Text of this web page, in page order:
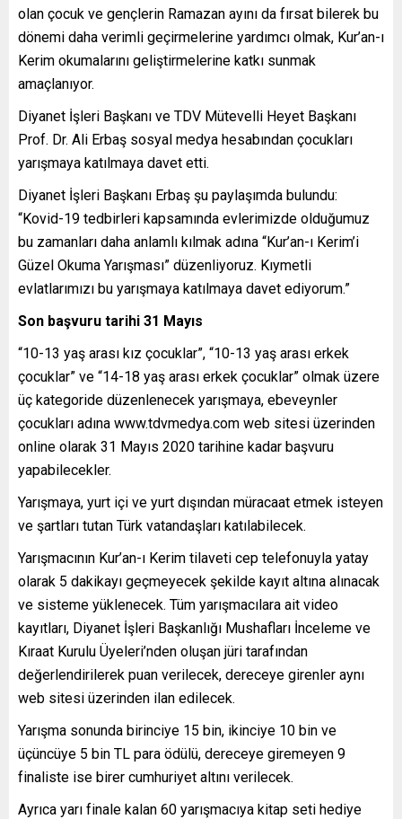
olan çocuk ve gençlerin Ramazan ayını da fırsat bilerek bu
dönemi daha verimli geçirmelerine yardımcı olmak, Kur’an-ı
Kerim okumalarını geliştirmelerine katkı sunmak
amaçlanıyor.
Diyanet İşleri Başkanı ve TDV Mütevelli Heyet Başkanı
Prof. Dr. Ali Erbaş sosyal medya hesabından çocukları
yarışmaya katılmaya davet etti.
Diyanet İşleri Başkanı Erbaş şu paylaşımda bulundu:
“Kovid-19 tedbirleri kapsamında evlerimizde olduğumuz
bu zamanları daha anlamlı kılmak adına “Kur’an-ı Kerim’i
Güzel Okuma Yarışması” düzenliyoruz. Kıymetli
evlatlarımızı bu yarışmaya katılmaya davet ediyorum.”
Son başvuru tarihi 31 Mayıs
“10-13 yaş arası kız çocuklar”, “10-13 yaş arası erkek
çocuklar” ve “14-18 yaş arası erkek çocuklar” olmak üzere
üç kategoride düzenlenecek yarışmaya, ebeveynler
çocukları adına www.tdvmedya.com web sitesi üzerinden
online olarak 31 Mayıs 2020 tarihine kadar başvuru
yapabilecekler.
Yarışmaya, yurt içi ve yurt dışından müracaat etmek isteyen
ve şartları tutan Türk vatandaşları katılabilecek.
Yarışmacının Kur’an-ı Kerim tilaveti cep telefonuyla yatay
olarak 5 dakikayı geçmeyecek şekilde kayıt altına alınacak
ve sisteme yüklenecek. Tüm yarışmacılara ait video
kayıtları, Diyanet İşleri Başkanlığı Mushafları İnceleme ve
Kıraat Kurulu Üyeleri’nden oluşan jüri tarafından
değerlendirilerek puan verilecek, dereceye girenler aynı
web sitesi üzerinden ilan edilecek.
Yarışma sonunda birinciye 15 bin, ikinciye 10 bin ve
üçüncüye 5 bin TL para ödülü, dereceye giremeyen 9
finaliste ise birer cumhuriyet altını verilecek.
Ayrıca yarı finale kalan 60 yarışmacıya kitap seti hediye